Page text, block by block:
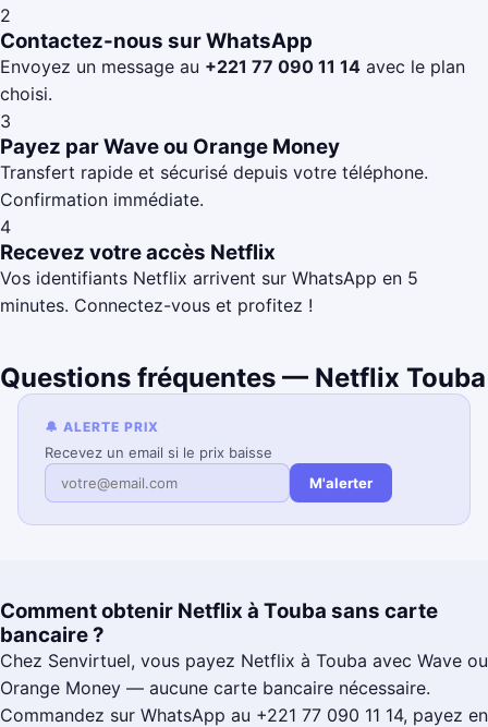
2
Contactez-nous sur WhatsApp
Envoyez un message au +221 77 090 11 14 avec le plan
choisi.
3
Payez par Wave ou Orange Money
Transfert rapide et sécurisé depuis votre téléphone.
Confirmation immédiate.
4
Recevez votre accès Netflix
Vos identifiants Netflix arrivent sur WhatsApp en 5
minutes. Connectez-vous et profitez !
Questions fréquentes — Netflix Touba
🔔 ALERTE PRIX
Recevez un email si le prix baisse
M'alerter
Comment obtenir Netflix à Touba sans carte
bancaire ?
Chez Senvirtuel, vous payez Netflix à Touba avec Wave ou
Orange Money — aucune carte bancaire nécessaire.
Commandez sur WhatsApp au +221 77 090 11 14, payez en